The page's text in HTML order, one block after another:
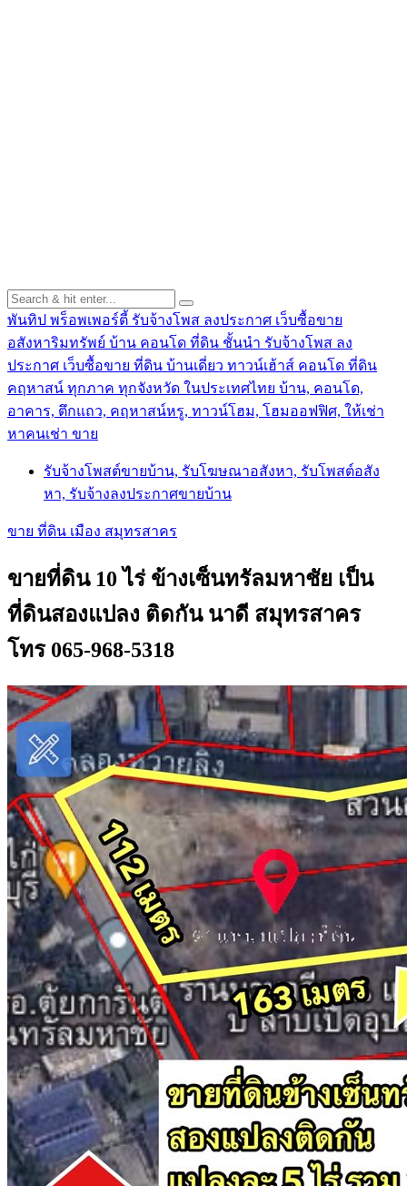
พันทิป พร็อพเพอร์ตี้ รับจ้างโพส ลงประกาศ เว็บซื้อขาย
อสังหาริมทรัพย์ บ้าน คอนโด ที่ดิน ชั้นนำ รับจ้างโพส ลง
ประกาศ เว็บซื้อขาย ที่ดิน บ้านเดี่ยว ทาวน์เฮ้าส์ คอนโด ที่ดิน
คฤหาสน์ ทุกภาค ทุกจังหวัด ในประเทศไทย บ้าน, คอนโด,
อาคาร, ตึกแถว, คฤหาสน์หรู, ทาวน์โฮม, โฮมออฟฟิศ, ให้เช่า
หาคนเช่า ขาย
รับจ้างโพสต์ขายบ้าน, รับโฆษณาอสังหา, รับโพสต์อสัง
หา, รับจ้างลงประกาศขายบ้าน
ขาย ที่ดิน เมือง สมุทรสาคร
ขายที่ดิน 10 ไร่ ข้างเซ็นทรัลมหาชัย เป็น
ที่ดินสองแปลง ติดกัน นาดี สมุทรสาคร
โทร 065-968-5318